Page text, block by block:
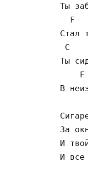
Ты
F
Стал
C
Ты
F
В
За
И
И все